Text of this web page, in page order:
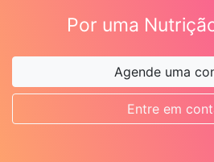
Por uma
Agende uma
Entre em